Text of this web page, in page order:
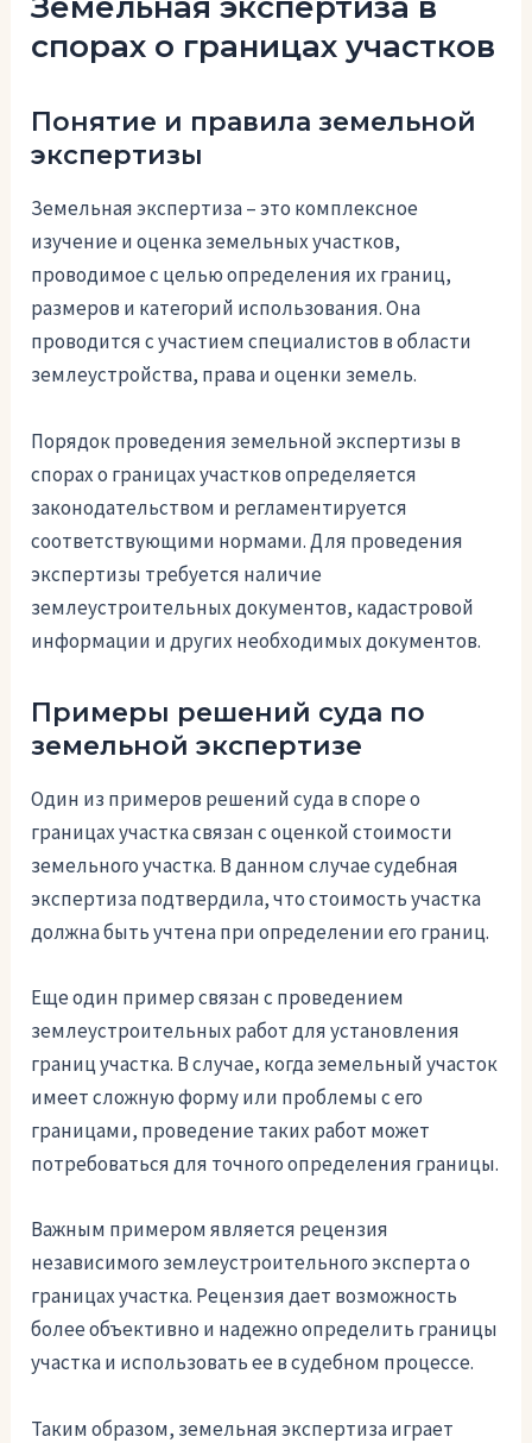
спорах о границах участков
Понятие и правила земельной
экспертизы
Земельная экспертиза – это комплексное
изучение и оценка земельных участков,
проводимое с целью определения их границ,
размеров и категорий использования. Она
проводится с участием специалистов в области
землеустройства, права и оценки земель.
Порядок проведения земельной экспертизы в
спорах о границах участков определяется
законодательством и регламентируется
соответствующими нормами. Для проведения
экспертизы требуется наличие
землеустроительных документов, кадастровой
информации и других необходимых документов.
Примеры решений суда по
земельной экспертизе
Один из примеров решений суда в споре о
границах участка связан с оценкой стоимости
земельного участка. В данном случае судебная
экспертиза подтвердила, что стоимость участка
должна быть учтена при определении его границ.
Еще один пример связан с проведением
землеустроительных работ для установления
границ участка. В случае, когда земельный участок
имеет сложную форму или проблемы с его
границами, проведение таких работ может
потребоваться для точного определения границы.
Важным примером является рецензия
независимого землеустроительного эксперта о
границах участка. Рецензия дает возможность
более объективно и надежно определить границы
участка и использовать ее в судебном процессе.
Таким образом, земельная экспертиза играет